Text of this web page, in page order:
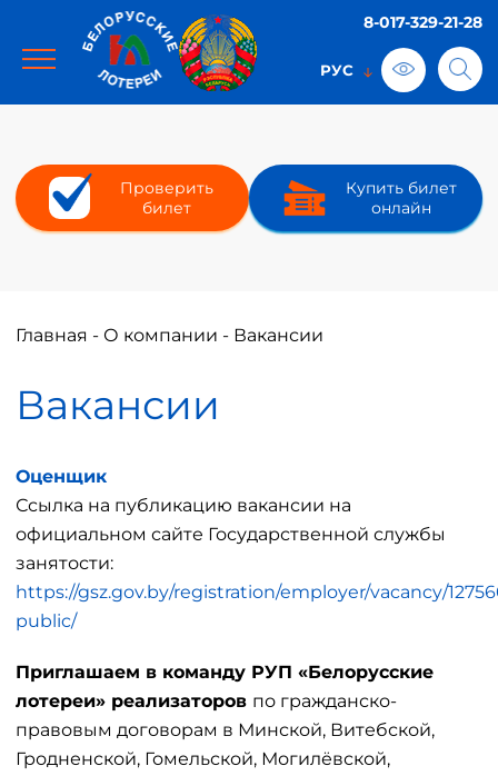
8-017-329-21-28
Проверить
билет
Купить билет
онлайн
Главная - О компании - Вакансии
Вакансии
Оценщик
Ссылка на публикацию вакансии на
официальном сайте Государственной службы
занятости:
https://gsz.gov.by/registration/employer/vacancy/
public/
Приглашаем в команду РУП «Белорусские
лотереи» реализаторов по гражданско-
правовым договорам в Минской, Витебской,
Гродненской, Гомельской, Могилёвской,